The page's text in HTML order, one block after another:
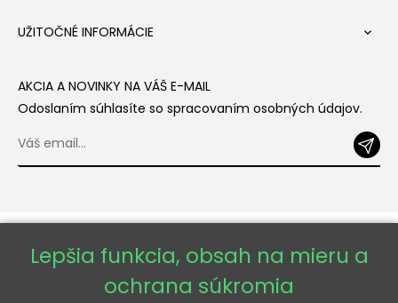
UŽITOČNÉ INFORMÁCIE 
AKCIA A NOVINKY NA VÁŠ E-MAIL
Odoslaním súhlasíte so spracovaním osobných údajov.
Lepšia funkcia, obsah na mieru a
ochrana súkromia